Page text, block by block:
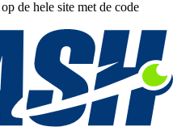
de hele site met de code